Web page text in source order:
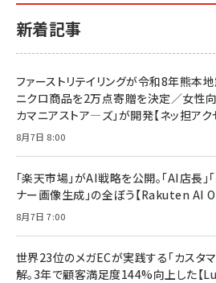
新着記事
ファーストリテイリングが令和8年熊本
ニクロ商品を2万点寄贈を決定／女性向
カマニアストア―ズ」が開発【ネッ担アク
8月7日 8:00
「楽天市場」がAI戦略を公開。「AI店長」
ナー画像生成」の全ぼう【Rakuten AI
8月7日 7:00
世界23位のメガECが実践する「カスタ
解。3年で顧客満足度144%向上した【